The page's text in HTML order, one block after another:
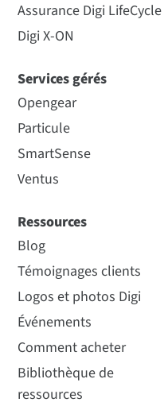
Assurance Digi LifeCycle
Digi X-ON
Services gérés
Opengear
Particule
SmartSense
Ventus
Ressources
Blog
Témoignages clients
Logos et photos Digi
Événements
Comment acheter
Bibliothèque de
ressources